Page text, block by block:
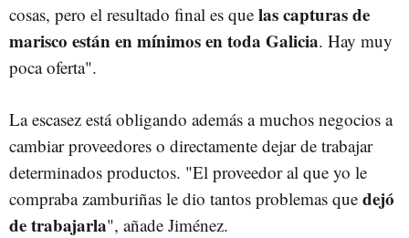
cosas, pero el resultado final es que las capturas de
marisco están en mínimos en toda Galicia. Hay muy
poca oferta".
La escasez está obligando además a muchos negocios a
cambiar proveedores o directamente dejar de trabajar
determinados productos. "El proveedor al que yo le
compraba zamburiñas le dio tantos problemas que dejó
de trabajarla", añade Jiménez.